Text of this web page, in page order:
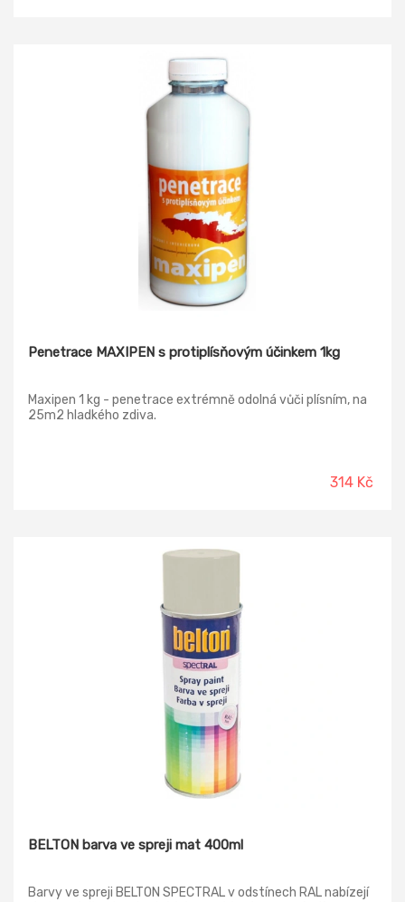
Penetrace MAXIPEN s protiplísňovým účinkem 1kg
Maxipen 1 kg - penetrace extrémně odolná vůči plísním, na
25m2 hladkého zdiva.
314 Kč
BELTON barva ve spreji mat 400ml
Barvy ve spreji BELTON SPECTRAL v odstínech RAL nabízejí